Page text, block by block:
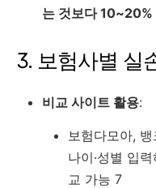
는 것보다 10~20%
3. 보험사별 실
비교 사이트 활용:
보험다모아,
나이·성별 입
교 가능 7